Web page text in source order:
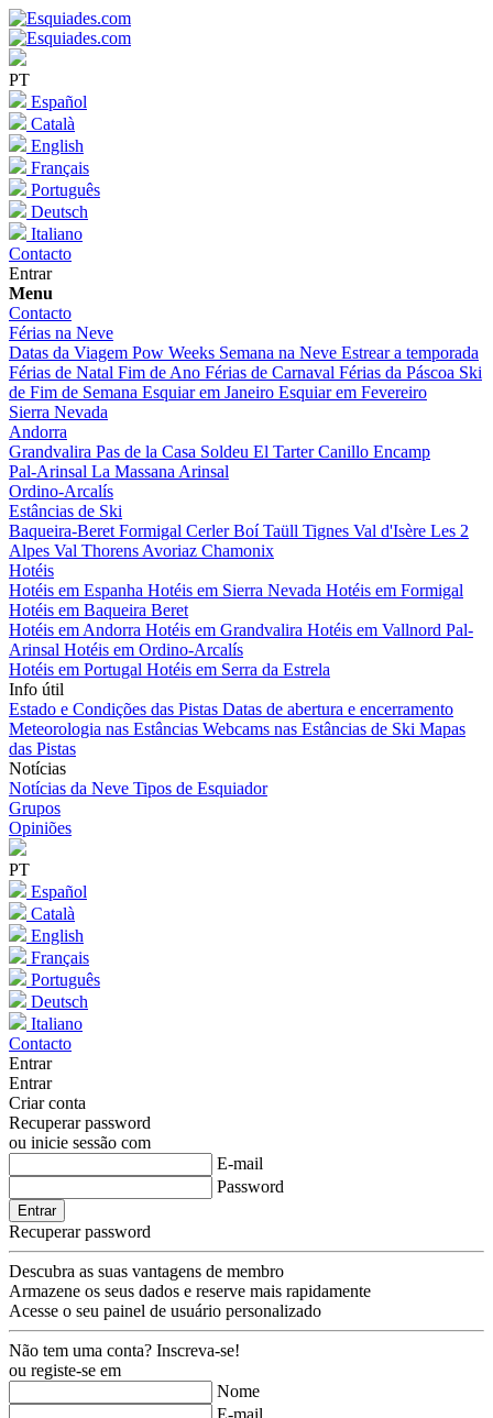
PT
Español
Català
English
Français
Português
Deutsch
Italiano
Contacto
Entrar
Menu
Contacto
Férias na Neve
Datas da Viagem Pow Weeks Semana na Neve Estrear a temporada
Férias de Natal Fim de Ano Férias de Carnaval Férias da Páscoa Ski
de Fim de Semana Esquiar em Janeiro Esquiar em Fevereiro
Sierra Nevada
Andorra
Grandvalira Pas de la Casa Soldeu El TarterCanillo Encamp
Pal-Arinsal La Massana Arinsal
Ordino-Arcalís
Estâncias de Ski
Baqueira-Beret Formigal CerlerBoí Taüll Tignes Val d'Isère Les 2
Alpes Val Thorens Avoriaz Chamonix
Hotéis
Hotéis em Espanha Hotéis em Sierra Nevada Hotéis em Formigal
Hotéis em Baqueira Beret
Hotéis em Andorra Hotéis em Grandvalira Hotéis em Vallnord Pal-
Arinsal Hotéis em Ordino-Arcalís
Hotéis em Portugal Hotéis em Serra da Estrela
Info útil
Estado e Condições das Pistas Datas de abertura e encerramento
Meteorologia nas Estâncias Webcams nas Estâncias de Ski Mapas
das Pistas
Notícias
Notícias da Neve Tipos de Esquiador
Grupos
Opiniões
PT
Español
Català
English
Français
Português
Deutsch
Italiano
Contacto
Entrar
Entrar
Criar conta
Recuperar password
ou inicie sessão com
E-mail
Password
Entrar
Recuperar password
Descubra as suas vantagens de membro
Armazene os seus dados e reserve mais rapidamente
Acesse o seu painel de usuário personalizado
Não tem uma conta? Inscreva-se!
ou registe-se em
Nome
E-mail